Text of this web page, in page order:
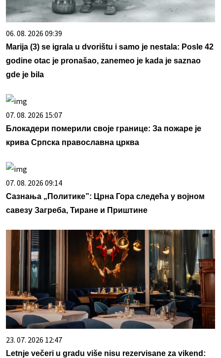
06. 08. 2026 09:39
Marija (3) se igrala u dvorištu i samo je nestala: Posle 42
godine otac je pronašao, zanemeo je kada je saznao
gde je bila
07. 08. 2026 15:07
Блокадери померили своје границе: За пожаре је
крива Српска православна црква
07. 08. 2026 09:14
Сазнања „Политике”: Црна Гора следећа у војном
савезу Загреба, Тиране и Приштине
23. 07. 2026 12:47
Letnje večeri u gradu više nisu rezervisane za vikend: